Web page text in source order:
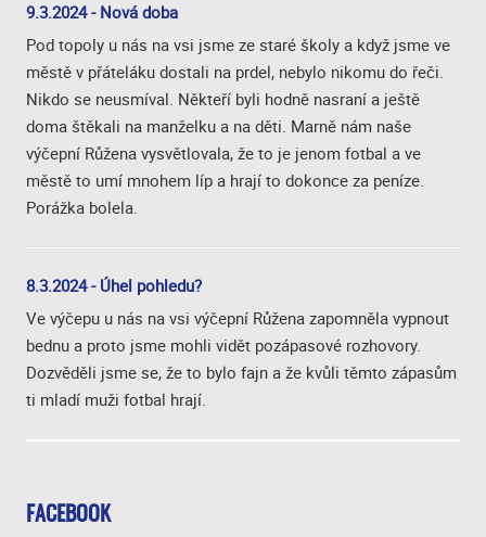
FACEBOOK
9.3.2024 - Nová doba
Pod topoly u nás na vsi jsme ze staré školy a když jsme ve
městě v přáteláku dostali na prdel, nebylo nikomu do řeči.
Nikdo se neusmíval. Někteří byli hodně nasraní a ještě
doma štěkali na manželku a na děti. Marně nám naše
výčepní Růžena vysvětlovala, že to je jenom fotbal a ve
městě to umí mnohem líp a hrají to dokonce za peníze.
Porážka bolela.
8.3.2024 - Úhel pohledu?
Ve výčepu u nás na vsi výčepní Růžena zapomněla vypnout
bednu a proto jsme mohli vidět pozápasové rozhovory.
Dozvěděli jsme se, že to bylo fajn a že kvůli těmto zápasům
ti mladí muži fotbal hrají.